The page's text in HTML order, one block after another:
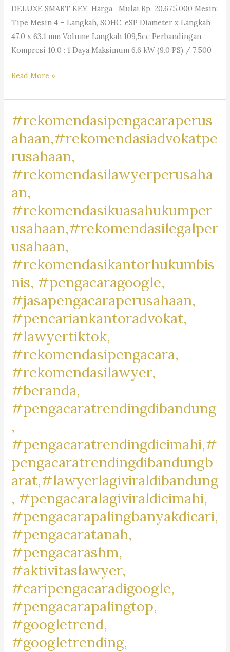
DELUXE SMART KEY Harga Mulai Rp. 20.675.000 Mesin:
Tipe Mesin 4 – Langkah, SOHC, eSP Diameter x Langkah
47.0 x 63.1 mm Volume Langkah 109,5cc Perbandingan
Kompresi 10,0 : 1 Daya Maksimum 6.6 kW (9.0 PS) / 7.500
#MotorRancamanyar,
#BikersRancamanyar,
#MotorCommunityRancamanyar,
#JualBeliMotorRancamanyar,
#MotorDijualRancamanyar,
#RancamanyarMotorClub,
#RancamanyarBikeLife,
#RancamanyarMotorMark,
#MotorBaleendah,
#BaleendahRiders,
#BikersBaleendah,
#MotorCommunityBaleendah,
#JualBeliMotorBaleendah,
#MotorDijualBaleendah,
#BaleendahMotorClub,
#BaleendahBikeLife,
#MotorLoversBaleendah,
#BaleendahMotorMarket,
Read More »
#rekomendasipengacaraperus
ahaan,#rekomendasiadvokatpe
rusahaan,
#rekomendasilawyerperusaha
an,
#rekomendasikuasahukumper
usahaan,#rekomendasilegalper
usahaan,
#rekomendasikantorhukumbis
nis, #pengacaragoogle,
#jasapengacaraperusahaan,
#pencariankantoradvokat,
#lawyertiktok,
#rekomendasipengacara,
#rekomendasilawyer,
#beranda,
#pengacaratrendingdibandung
,
#pengacaratrendingdicimahi,#
pengacaratrendingdibandungb
arat,#lawyerlagiviraldibandung
, #pengacaralagiviraldicimahi,
#pengacarapalingbanyakdicari,
#pengacaratanah,
#pengacarashm,
#aktivitaslawyer,
#caripengacaradigoogle,
#pengacarapalingtop,
#googletrend,
#googletrending,